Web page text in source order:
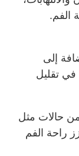
الفم.
إلى
في تقليل
حالات مثل
راحة الفم